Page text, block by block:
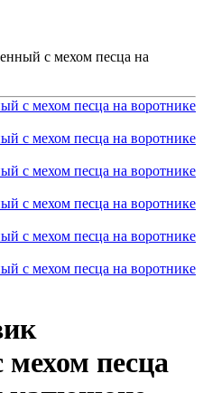
с мехом песца на
песца